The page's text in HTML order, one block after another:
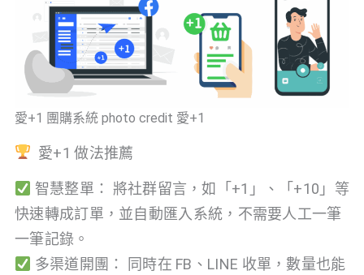
愛+1 團購系統 photo credit 愛+1
愛+1 做法推薦
智慧整單： 將社群留言，如「+1」、「+10」等
快速轉成訂單，並自動匯入系統，不需要人工一筆
一筆記錄。
多渠道開團： 同時在 FB、LINE 收單，數量也能